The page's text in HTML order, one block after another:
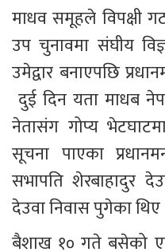
माधव समूहले विपक्षी
उप चुनावमा संघीय
उमेद्वार बनाएपछि
दुई दिन यता माधब
नेतासंग गोप्य
सूचना पाएका
सभापति शेरबाहादुर
देउवा निवास पुगेका थिए
बैशाख १० गते बसेको